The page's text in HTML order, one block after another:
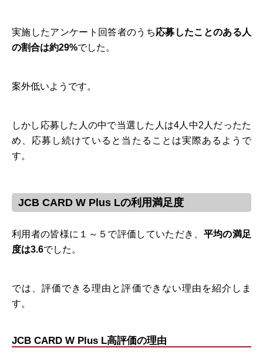
実施したアンケート回答者のうち応募したことのある人
の割合は約29%でした。
案外低いようです。
しかし応募した人の中で当選した人は4人中2人だったた
め、応募し続けていると当たることは実際あるようで
す。
JCB CARD W Plus Lの利用満足度
利用者の皆様に１～５で評価していただき、 平均の満足
度は3.6でした。
では、評価できる理由と評価できない理由を紹介しま
す。
JCB CARD W Plus L高評価の理由